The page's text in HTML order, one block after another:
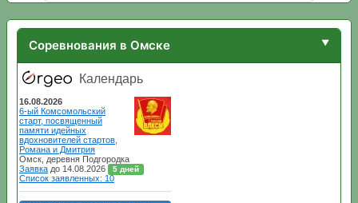
Соревнования в Омске